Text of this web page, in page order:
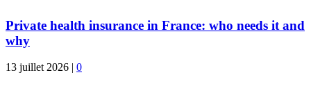
Private health insurance in France: who needs it and
why
13 juillet 2026 | 0